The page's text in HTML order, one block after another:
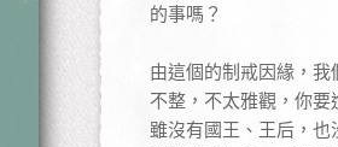
的事嗎？
由這個的制戒因緣，
不整，不太雅觀，你
雖沒有國王、王后，